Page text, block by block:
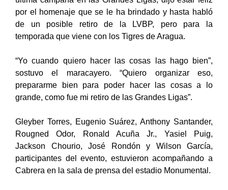
por el homenaje que se le ha brindado y hasta habló
de un posible retiro de la LVBP, pero para la
temporada que viene con los Tigres de Aragua.
“Yo cuando quiero hacer las cosas las hago bien”,
sostuvo el maracayero. “Quiero organizar eso,
prepararme bien para poder hacer las cosas a lo
grande, como fue mi retiro de las Grandes Ligas”.
Gleyber Torres, Eugenio Suárez, Anthony Santander,
Rougned Odor, Ronald Acuña Jr., Yasiel Puig,
Jackson Chourio, José Rondón y Wilson García,
participantes del evento, estuvieron acompañando a
Cabrera en la sala de prensa del estadio Monumental.